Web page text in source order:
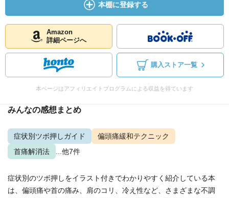
本棚に登録する
Amazon
詳細ページへ
購入ストア一覧
本ページはアフィリエイトプログラムによる収益を得ています
みんなの感想まとめ
症状別ツボ押しガイド
偏頭痛緩和テクニック
首痛解消法
...他7件
症状別のツボ押しをイラスト付きでわかりやすく紹介している本
は、偏頭痛や首の痛み、肩のコリ、冷え性など、さまざまな不調